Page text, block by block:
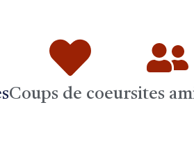
Coups de coeursites